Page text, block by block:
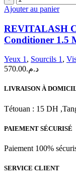
de
REVITALASH
COSMETICS
Advanced
Eyebrow
1.5
ML
Ajouter au panier
REVITALASH
Conditioner 1.5
Yeux 1 , Sourcils 1 ,
د.م.570.00
LIVRAISON À
Tétouan : 15 DH
PAIEMENT SÉCURISÉ
Paiement 100%
SERVICE CLIENT